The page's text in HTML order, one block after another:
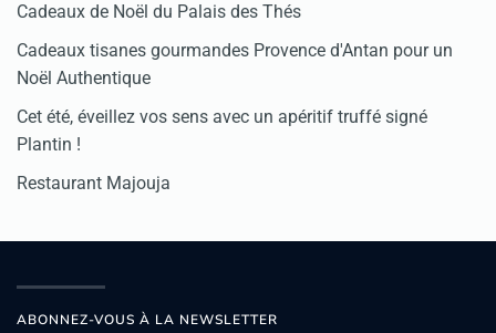
Cadeaux de Noël du Palais des Thés
Cadeaux tisanes gourmandes Provence d'Antan pour un
Noël Authentique
Cet été, éveillez vos sens avec un apéritif truffé signé
Plantin !
Restaurant Majouja
ABONNEZ-VOUS À LA NEWSLETTER